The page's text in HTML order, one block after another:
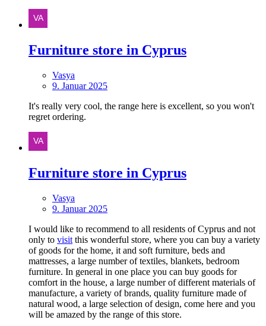
Furniture store in Cyprus
Vasya
9. Januar 2025
It's really very cool, the range here is excellent, so you won't
regret ordering.
Furniture store in Cyprus
Vasya
9. Januar 2025
I would like to recommend to all residents of Cyprus and not
only to visit this wonderful store, where you can buy a variety
of goods for the home, it and soft furniture, beds and
mattresses, a large number of textiles, blankets, bedroom
furniture. In general in one place you can buy goods for
comfort in the house, a large number of different materials of
manufacture, a variety of brands, quality furniture made of
natural wood, a large selection of design, come here and you
will be amazed by the range of this store.